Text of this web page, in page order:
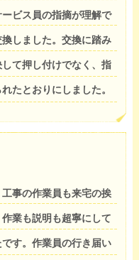
ビス員の指摘が理解で
しました。交換に踏み
て押し付けでなく、指
たとおりにしました。
事の作業員も来宅の挨
業も説明も超寧にして
す。作業員の行き届い